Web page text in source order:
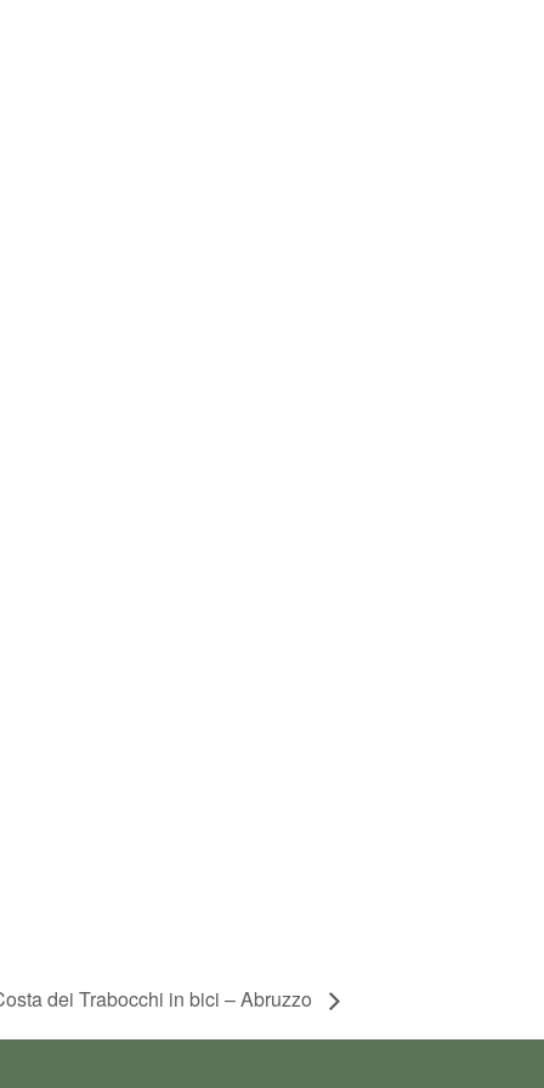
dei Trabocchi in bici – Abruzzo